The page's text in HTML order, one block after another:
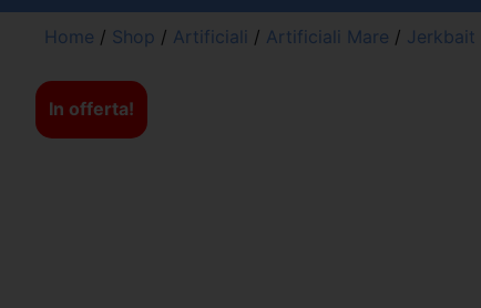
Home / Shop / Artificiali / Artificiali Mare / Jerkbait
In offerta!